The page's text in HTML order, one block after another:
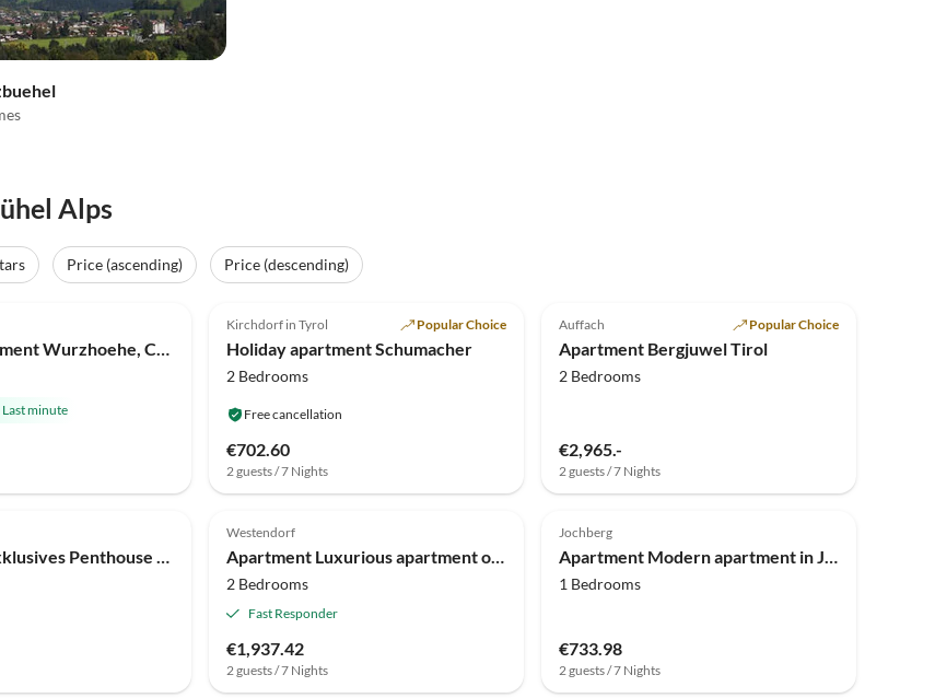
Alps
Price (ascending) Price (descending)
Top-Listing
Holiday apartment Wurzhoehe, Christian Hornung
Last minute
Kirchdorf in Tyrol Popular Choice
Holiday apartment Schumacher
2 Bedrooms
Free cancellation
€702.60
2 guests / 7 Nights
Auffach Popular Choice
Apartment Bergjuwel Tirol
2 Bedrooms
€2,965.-
2 guests / 7 Nights
Apartment Exklusives Penthouse am Golfplatz
Westendorf
Apartment Luxurious apartment on the golf course
2 Bedrooms
Fast Responder
€1,937.42
2 guests / 7 Nights
Jochberg
Apartment Modern apartment in Jochberg on ski-slope
1 Bedrooms
€733.98
2 guests / 7 Nights